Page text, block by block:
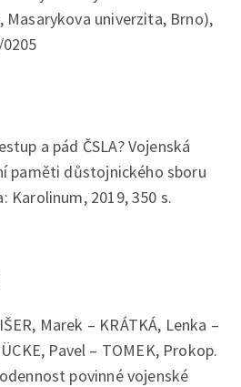
Masarykova univerzita, Brno),
a pád ČSLA? Vojenská
paměti důstojnického sboru
Karolinum, 2019, 350 s.
Marek – KRÁTKÁ, Lenka –
Pavel – TOMEK, Prokop.
povinné vojenské